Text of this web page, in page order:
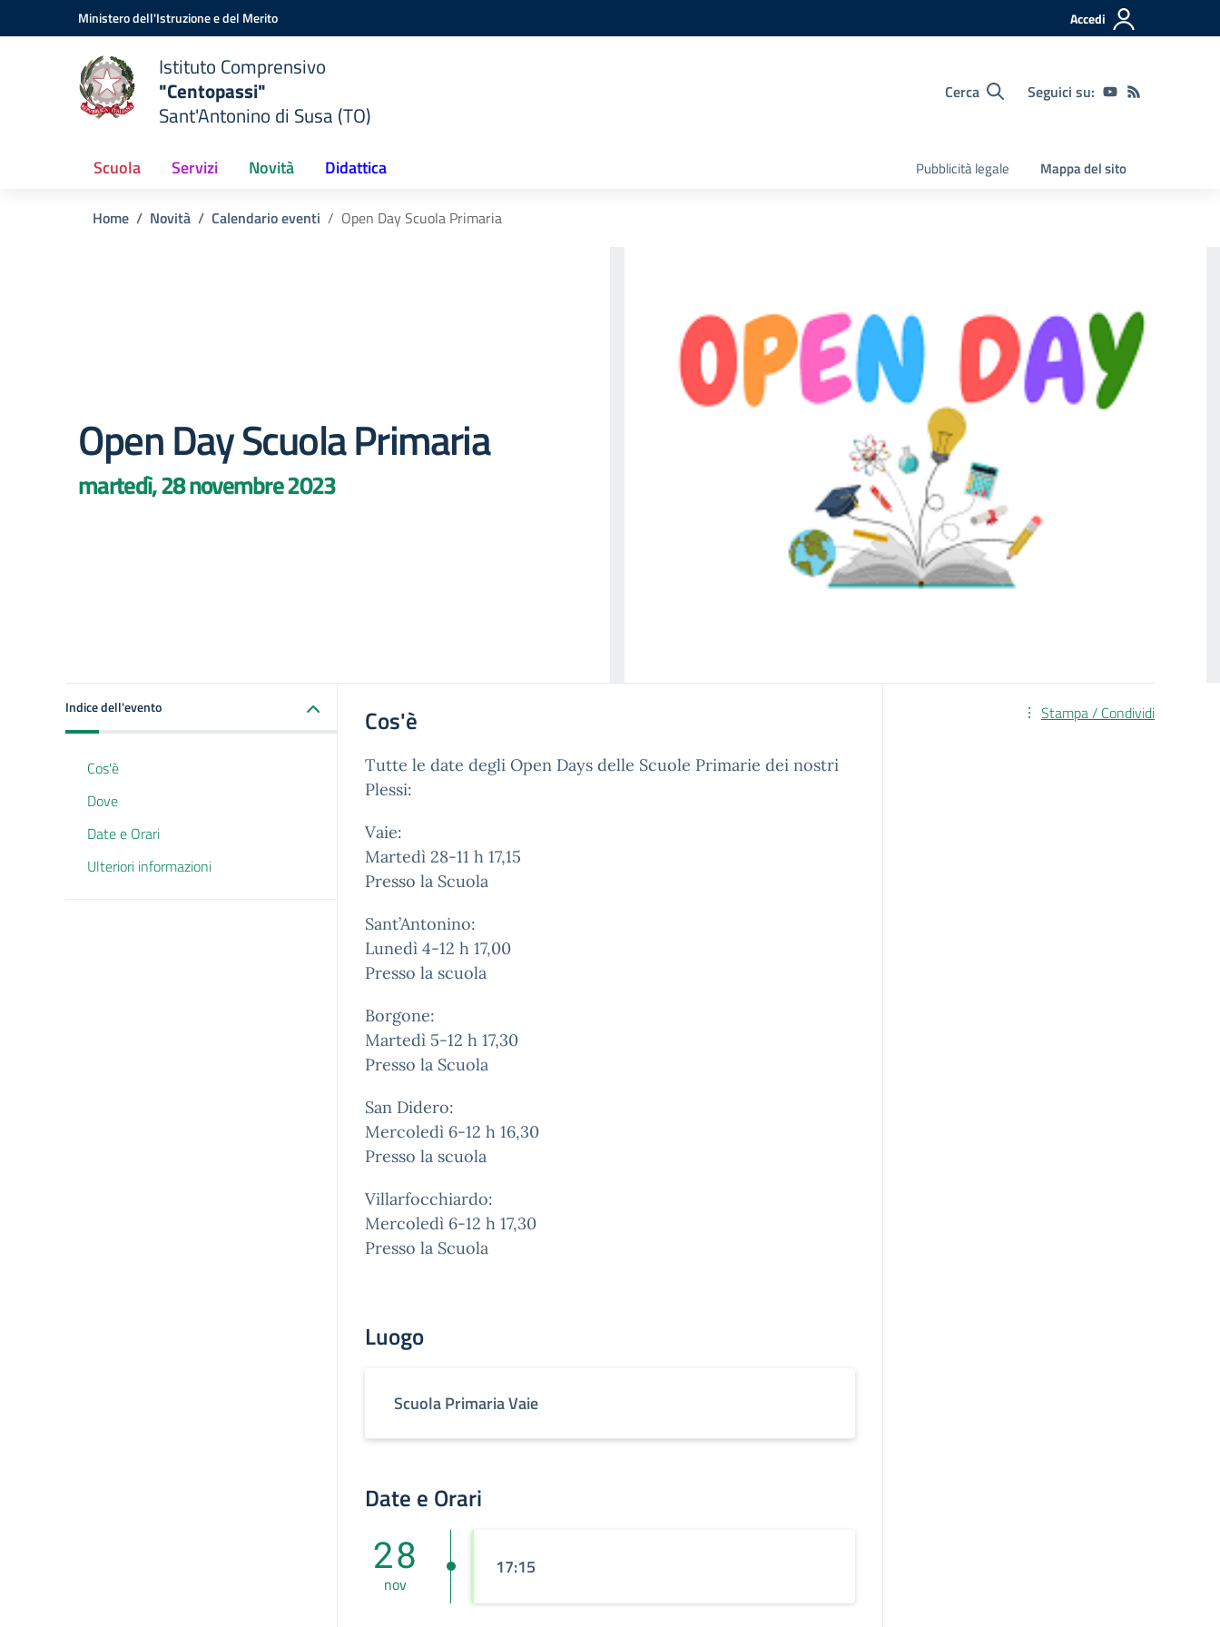
Vai ai contenuti
Vai al menu di navigazioneMinistero dell'Istruzione e del Merito Accedi
Istituto Comprensivo
"Centopassi"
Sant'Antonino di Susa (TO)
Cerca Seguici su:
Scuola Servizi Novità Didattica Pubblicità legale Mappa del sito
Home Novità Calendario eventi Open Day Scuola Primaria
Open Day Scuola Primaria
martedì, 28 novembre 2023
Indice dell'evento
Cos'è
Dove
Date e Orari
Ulteriori informazioni
Cos'è
Tutte le date degli Open Days delle Scuole Primarie dei nostri
Plessi:
Vaie:
Martedì 28-11 h 17,15
Presso la Scuola
Sant’Antonino:
Lunedì 4-12 h 17,00
Presso la scuola
Borgone:
Martedì 5-12 h 17,30
Presso la Scuola
San Didero:
Mercoledì 6-12 h 16,30
Presso la scuola
Villarfocchiardo:
Mercoledì 6-12 h 17,30
Presso la Scuola
Luogo
Scuola Primaria Vaie
Date e Orari
28
nov
17:15
Stampa / Condividi